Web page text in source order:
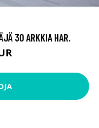
30 ARKKIA HAR.